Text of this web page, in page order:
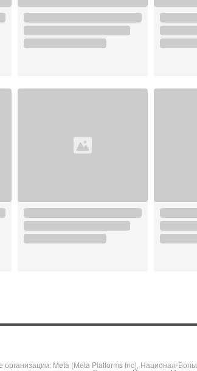
Meta (Meta Platforms Inc), Национал-